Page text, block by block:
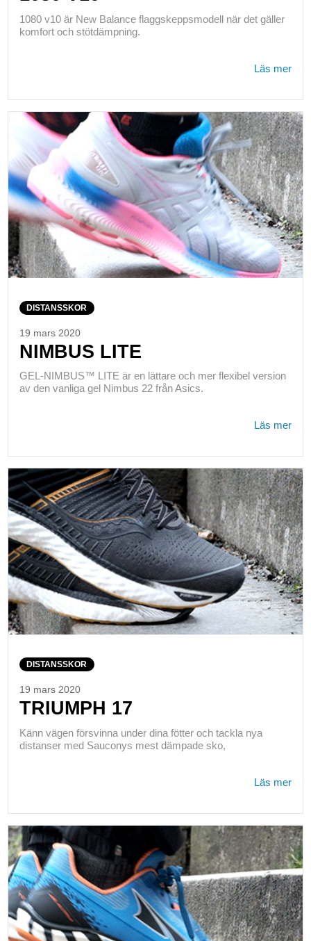
1080 v10 är New Balance flaggskeppsmodell när det gäller
komfort och stötdämpning.
Läs mer
DISTANSSKOR
19 mars 2020
NIMBUS LITE
GEL-NIMBUS™ LITE är en lättare och mer flexibel version
av den vanliga gel Nimbus 22 från Asics.
Läs mer
DISTANSSKOR
19 mars 2020
TRIUMPH 17
Känn vägen försvinna under dina fötter och tackla nya
distanser med Sauconys mest dämpade sko,
Läs mer